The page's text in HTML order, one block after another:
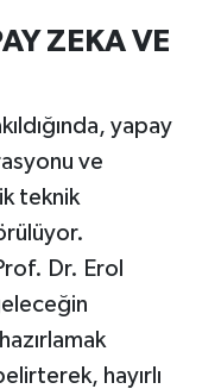
ZEKA VE
yapay
ve
teknik
Dr. Erol
hayırlı